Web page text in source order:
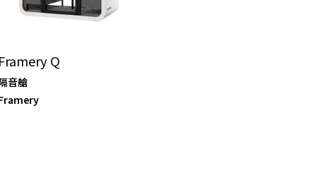
Q
音艙